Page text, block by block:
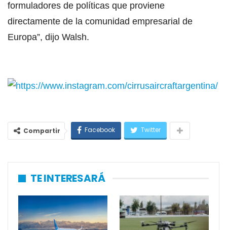
formuladores de políticas que proviene
directamente de la comunidad empresarial de
Europa”, dijo Walsh.
Compartir Facebook Twitter
TE INTERESARÁ